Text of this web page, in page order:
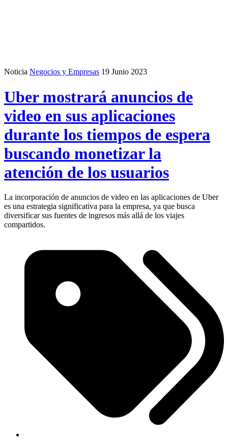
Noticia Negocios y Empresas 19 Junio 2023
Uber mostrará anuncios de
video en sus aplicaciones
durante los tiempos de espera
buscando monetizar la
atención de los usuarios
La incorporación de anuncios de video en las aplicaciones de Uber
es una estrategia significativa para la empresa, ya que busca
diversificar sus fuentes de ingresos más allá de los viajes
compartidos.